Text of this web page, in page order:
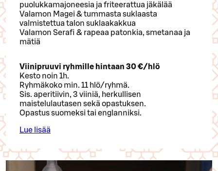
puolukkamajoneesia ja friteerattua jäkälää
Valamon Magei & tummasta suklaasta
valmistettua talon suklaakakkua
Valamon Serafi & rapeaa patonkia, smetanaa ja
mätiä
Viinipruuvi ryhmille hintaan 30 €/hlö
Kesto noin 1h.
Ryhmäkoko min. 11 hlö/ryhmä.
Sis. aperitiivin, 3 viiniä, herkullisen
maistelulautasen sekä opastuksen.
Opastus suomeksi tai englanniksi.
Lue lisää